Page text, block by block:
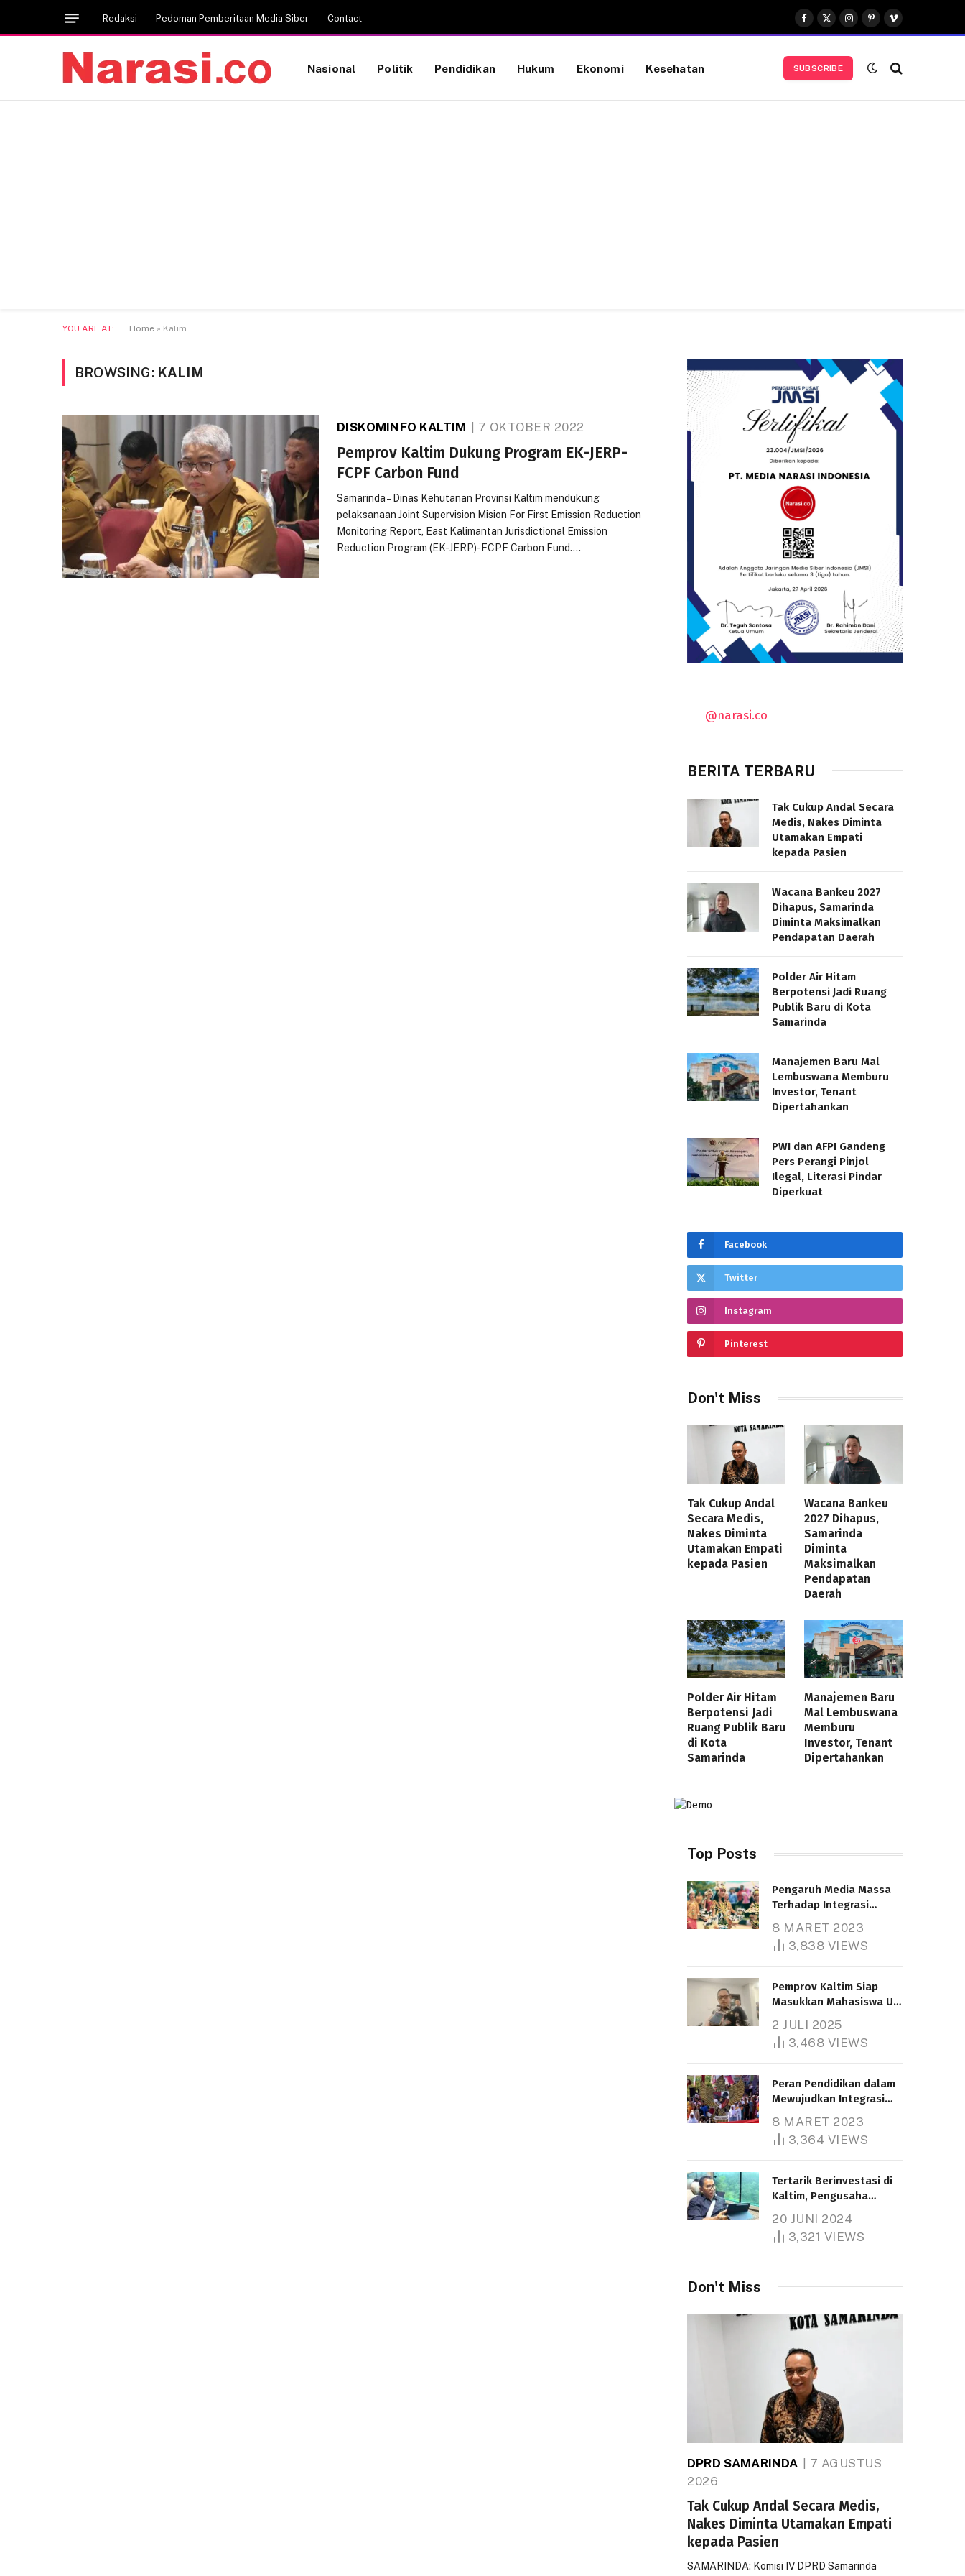
Redaksi Pedoman Pemberitaan Media Siber Contact
Facebook
X
(Twitter)
Instagram
Pinterest
Vimeo
Nasional Politik Pendidikan Hukum Ekonomi Kesehatan SUBSCRIBE
YOU ARE AT: Home » Kalim
BROWSING: KALIM
DISKOMINFO KALTIM 7 OKTOBER 2022
Pemprov Kaltim Dukung Program EK-JERP-
FCPF Carbon Fund
Samarinda – Dinas Kehutanan Provinsi Kaltim mendukung
pelaksanaan Joint Supervision Mision For First Emission Reduction
Monitoring Report, East Kalimantan Jurisdictional Emission
Reduction Program (EK-JERP)-FCPF Carbon Fund.…
@narasi.co
BERITA TERBARU
Tak Cukup Andal Secara
Medis, Nakes Diminta
Utamakan Empati
kepada Pasien
Wacana Bankeu 2027
Dihapus, Samarinda
Diminta Maksimalkan
Pendapatan Daerah
Polder Air Hitam
Berpotensi Jadi Ruang
Publik Baru di Kota
Samarinda
Manajemen Baru Mal
Lembuswana Memburu
Investor, Tenant
Dipertahankan
PWI dan AFPI Gandeng
Pers Perangi Pinjol
Ilegal, Literasi Pindar
Diperkuat
Facebook
Twitter
Instagram
Pinterest
Don't Miss
Tak Cukup Andal
Secara Medis,
Nakes Diminta
Utamakan Empati
kepada Pasien
Wacana Bankeu
2027 Dihapus,
Samarinda
Diminta
Maksimalkan
Pendapatan
Daerah
Polder Air Hitam
Berpotensi Jadi
Ruang Publik Baru
di Kota
Samarinda
Manajemen Baru
Mal Lembuswana
Memburu
Investor, Tenant
Dipertahankan
Top Posts
Pengaruh Media Massa
Terhadap Integrasi
8 MARET 2023
3,838 VIEWS
Pemprov Kaltim Siap
Masukkan Mahasiswa UT
Bantuan Pendidikan
Gratispol
2 JULI 2025
3,468 VIEWS
Peran Pendidikan dalam
Mewujudkan Integrasi
8 MARET 2023
3,364 VIEWS
Tertarik Berinvestasi di
Kaltim, Pengusaha
1.000 Hektare
20 JUNI 2024
3,321 VIEWS
Don't Miss
DPRD SAMARINDA
7 AGUSTUS
2026
Tak Cukup Andal Secara Medis,
Nakes Diminta Utamakan Empati
kepada Pasien
SAMARINDA: Komisi IV DPRD Samarinda